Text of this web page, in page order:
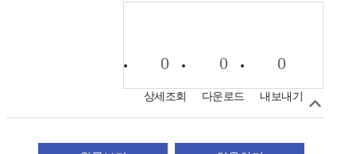
0
상세조회
0
다운로드
0
내보내기